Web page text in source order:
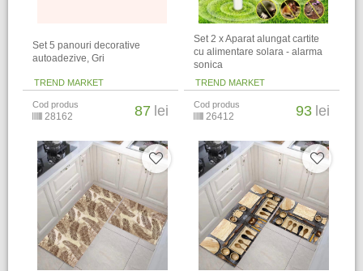
Set 5 panouri decorative
autoadezive, Gri
TREND MARKET
Cod produs
28162 87 lei
Set 2 x Aparat alungat cartite
cu alimentare solara - alarma
sonica
TREND MARKET
Cod produs
26412 93 lei